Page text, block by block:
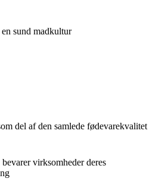
sund madkultur
del af den samlede fødevarekvalitet
virksomheder deres